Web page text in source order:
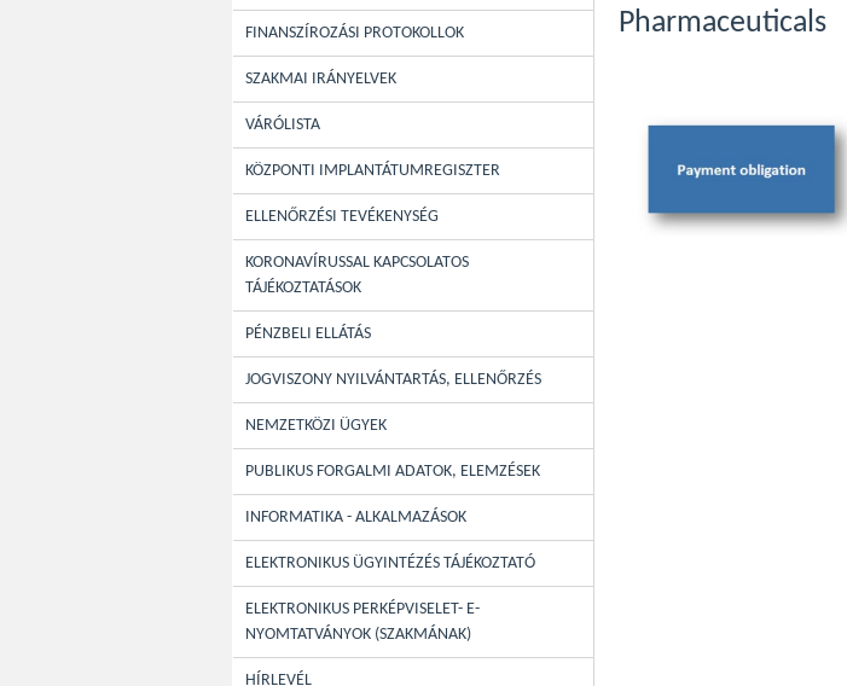
FINANSZÍROZÁSI PROTOKOLLOK
SZAKMAI IRÁNYELVEK
VÁRÓLISTA
KÖZPONTI IMPLANTÁTUMREGISZTER
ELLENŐRZÉSI TEVÉKENYSÉG
KORONAVÍRUSSAL KAPCSOLATOS
TÁJÉKOZTATÁSOK
PÉNZBELI ELLÁTÁS
JOGVISZONY NYILVÁNTARTÁS, ELLENŐRZÉS
NEMZETKÖZI ÜGYEK
PUBLIKUS FORGALMI ADATOK, ELEMZÉSEK
INFORMATIKA - ALKALMAZÁSOK
ELEKTRONIKUS ÜGYINTÉZÉS TÁJÉKOZTATÓ
ELEKTRONIKUS PERKÉPVISELET- E-
NYOMTATVÁNYOK (SZAKMÁNAK)
HÍRLEVÉL
Pharmaceuticals